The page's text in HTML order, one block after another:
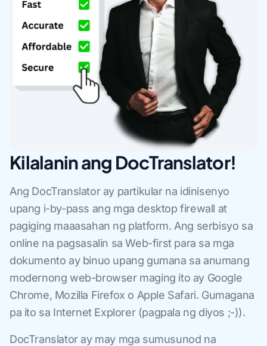
Kilalanin ang DocTranslator!
Ang DocTranslator ay partikular na idinisenyo
upang i-by-pass ang mga desktop firewall at
pagiging maaasahan ng platform. Ang serbisyo sa
online na pagsasalin sa Web-first para sa mga
dokumento ay binuo upang gumana sa anumang
modernong web-browser maging ito ay Google
Chrome, Mozilla Firefox o Apple Safari. Gumagana
pa ito sa Internet Explorer (pagpala ng diyos ;-)).
DocTranslator ay may mga sumusunod na